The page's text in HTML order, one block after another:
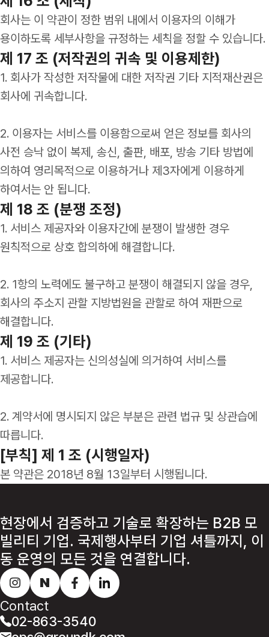
회사는 이 약관이 정한 범위 내에서 이용자의 이해가
용이하도록 세부사항을 규정하는 세칙을 정할 수 있습니다.
제 17 조 (저작권의 귀속 및 이용제한)
1. 회사가 작성한 저작물에 대한 저작권 기타 지적재산권은
회사에 귀속합니다.
2. 이용자는 서비스를 이용함으로써 얻은 정보를 회사의
사전 승낙 없이 복제, 송신, 출판, 배포, 방송 기타 방법에
의하여 영리목적으로 이용하거나 제3자에게 이용하게
하여서는 안 됩니다.
제 18 조 (분쟁 조정)
1. 서비스 제공자와 이용자간에 분쟁이 발생한 경우
원칙적으로 상호 합의하에 해결합니다.
2. 1항의 노력에도 불구하고 분쟁이 해결되지 않을 경우,
회사의 주소지 관할 지방법원을 관할로 하여 재판으로
해결합니다.
제 19 조 (기타)
1. 서비스 제공자는 신의성실에 의거하여 서비스를
제공합니다.
2. 계약서에 명시되지 않은 부분은 관련 법규 및 상관습에
따릅니다.
[부칙] 제 1 조 (시행일자)
본 약관은 2018년 8월 13일부터 시행됩니다.
현장에서 검증하고 기술로 확장하는 B2B 모
빌리티 기업. 국제행사부터 기업 셔틀까지, 이
동 운영의 모든 것을 연결합니다.
Contact
02-863-3540